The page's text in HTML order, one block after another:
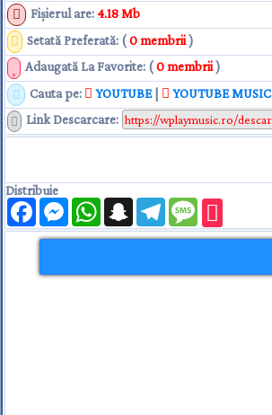
Fişierul are: 4.18 Mb
Setată Preferată: (0 membrii )
Adaugată La Favorite: (0 membrii )
Cauta pe:
YOUTUBE|
YOUTUBE MUSIC
Link Descarcare:
Distribuie
FacebookMessengerWhatsAppSnapchatTelegramMessage